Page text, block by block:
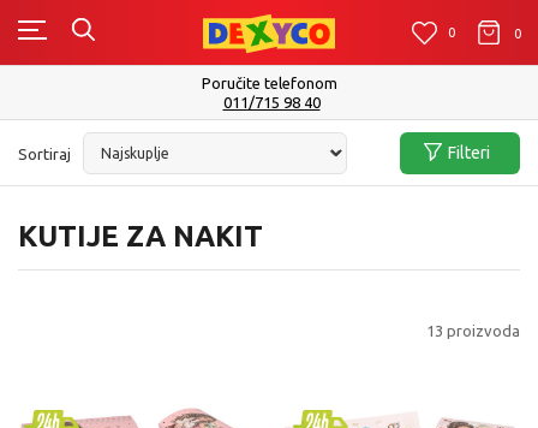
0 0 0
Isporuku možete očekivati u roku od 2 do 4 radna dana!
Pogledaj više
KUTIJE ZA NAKIT
Sortiraj Filteri
13 proizvoda